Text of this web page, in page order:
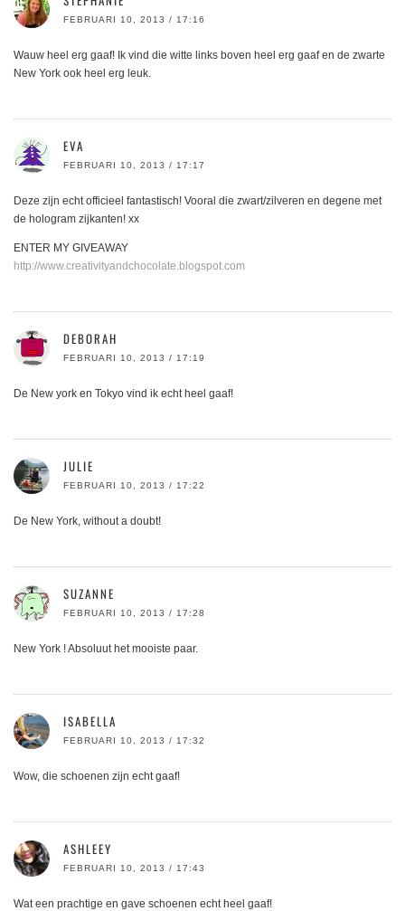
FEBRUARI 10, 2013 / 17:16
Wauw heel erg gaaf! Ik vind die witte links boven heel erg gaaf en de zwarte
New York ook heel erg leuk.
EVA
FEBRUARI 10, 2013 / 17:17
Deze zijn echt officieel fantastisch! Vooral die zwart/zilveren en degene met
de hologram zijkanten! xx
ENTER MY GIVEAWAY
http://www.creativityandchocolate.blogspot.com
DEBORAH
FEBRUARI 10, 2013 / 17:19
De New york en Tokyo vind ik echt heel gaaf!
JULIE
FEBRUARI 10, 2013 / 17:22
De New York, without a doubt!
SUZANNE
FEBRUARI 10, 2013 / 17:28
New York ! Absoluut het mooiste paar.
ISABELLA
FEBRUARI 10, 2013 / 17:32
Wow, die schoenen zijn echt gaaf!
ASHLEEY
FEBRUARI 10, 2013 / 17:43
Wat een prachtige en gave schoenen echt heel gaaf!